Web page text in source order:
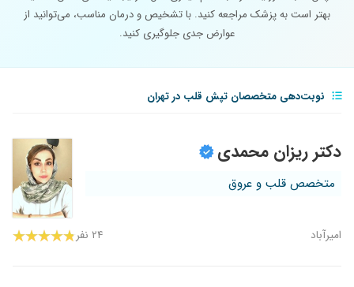
بهتر است به پزشک مراجعه کنید. با تشخیص و درمان مناسب، می‌توانید از
عوارض جدی جلوگیری کنید.
نوبت‌دهی متخصصان تپش قلب در تهران
دکتر ریزان محمدی
متخصص قلب و عروق
امیرآباد ۲۴ نفر